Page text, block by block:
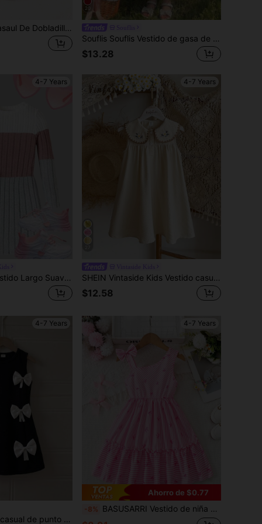
SHEIN Vestido Casaul De Dobladillo De Volantes Cómodo Para Niñas Pequeñas Con Cinturón Y Accesorios Para Verano
20
Souflis Souflis Vestido de gasa de seda verde estilo A para niñas en verano, de estilo todo a juego, con ajuste holgado que crea una ilusión de ajuste ceñido, cuello de perlas con mangas con volantes y dobladillo con volantes, tela de textura suave que recrea un ambiente de verano vintage, versátil para la playa, los viajes y las sesiones de fotos
$13.28
4-7 Years
Genkimix Kids Vestido Largo Suave De Parche De Manga Larga Con Cuello Redondo Y Gorro Para Niña Joven En Otoño
4-7 Years
SHEIN Vintaside Kids Vestido casual de verano para niña con cuello de esmoquin y bordado floral
$12.58
4-7 Years
PrepCrw Vestido casual de punto sin mangas negro para niñas jóvenes, con lazo, diseño minimalista, adecuado para uso diario en verano
4-7 Years
Ahorro de $0.77
-8% BASUSARRI Vestido de niña con hombros oblicuos, lazo y estampado a rayas, impresión digital, elegante y dulce, adecuado para el Día de San Valentín, citas y salidas de verano